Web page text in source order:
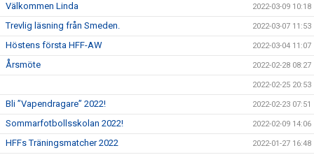
Välkommen Linda 2022-03-09 10:18
Trevlig läsning från Smeden. 2022-03-07 11:53
Höstens första HFF-AW 2022-03-04 11:07
Årsmöte 2022-02-28 08:27
2022-02-25 20:53
Bli ”Vapendragare” 2022! 2022-02-23 07:51
Sommarfotbollsskolan 2022! 2022-02-09 14:06
HFFs Träningsmatcher 2022 2022-01-27 16:48